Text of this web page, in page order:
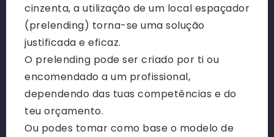
cinzenta, a utilização de um local espaçador
(prelending) torna-se uma solução
justificada e eficaz.
O prelending pode ser criado por ti ou
encomendado a um profissional,
dependendo das tuas competências e do
teu orçamento.
Ou podes tomar como base o modelo de